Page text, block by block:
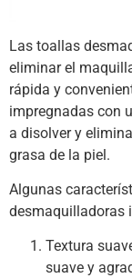
Las toallas
eliminar el
rápida y
impregnadas con
a disolver y
grasa de la piel.
Algunas
desmaquilladoras
Textura
suave y